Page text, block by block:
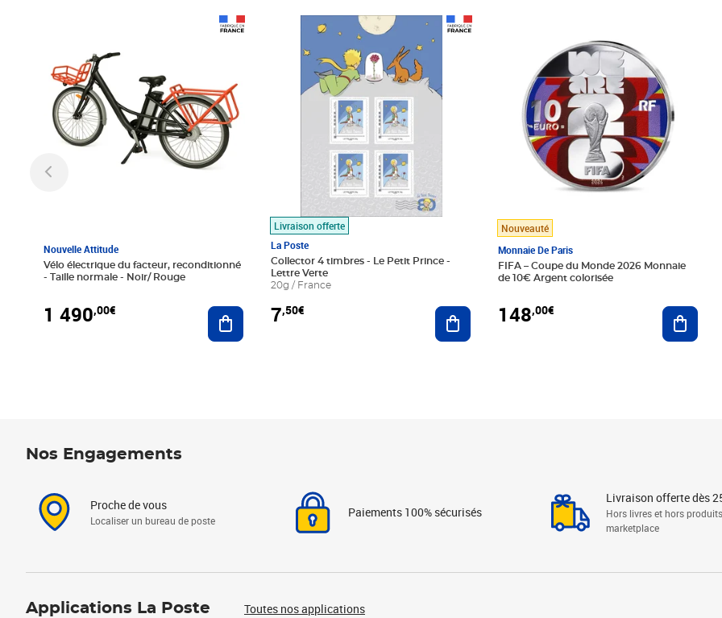
Nouvelle Attitude
Vélo électrique du facteur, reconditionné
- Taille normale - Noir/ Rouge
1 490,00€ Ajouter au panier
Livraison offerte
La Poste
Collector 4 timbres - Le Petit Prince -
Lettre Verte
20g / France
7,50€
Prix 7,50€
Ajouter au panier
Nouveauté
Monnaie De Paris
FIFA – Coupe du Monde 2026 Monnaie
de 10€ Argent colorisée
148,00€
Nos Engagements
Proche de vous
Localiser un bureau de poste
Paiements 100% sécurisés
Livraison offerte dès
Hors livres et hors produits
marketplace
Applications La Poste Toutes nos applications